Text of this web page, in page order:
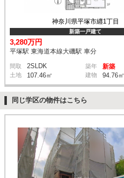
神奈川県平塚市纒1丁目
新築一戸建て
3,280万円
平塚駅 東海道本線大磯駅 車分
間取 2SLDK 築年 新築
土地 107.46㎡ 建物 94.76㎡
同じ学区の物件はこちら